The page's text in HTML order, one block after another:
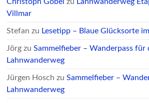
Villmar
Stefan zu Lesetipp – Blaue Glücksorte
Jörg zuSammelfieber – Wanderpass für
Lahnwanderweg
Jürgen Hosch zuSammelfieber –
Lahnwanderweg